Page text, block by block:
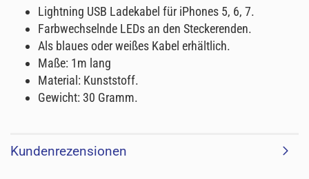
Lightning USB Ladekabel für iPhones 5, 6, 7.
Farbwechselnde LEDs an den Steckerenden.
Als blaues oder weißes Kabel erhältlich.
Maße: 1m lang
Material: Kunststoff.
Gewicht: 30 Gramm.
Kundenrezensionen